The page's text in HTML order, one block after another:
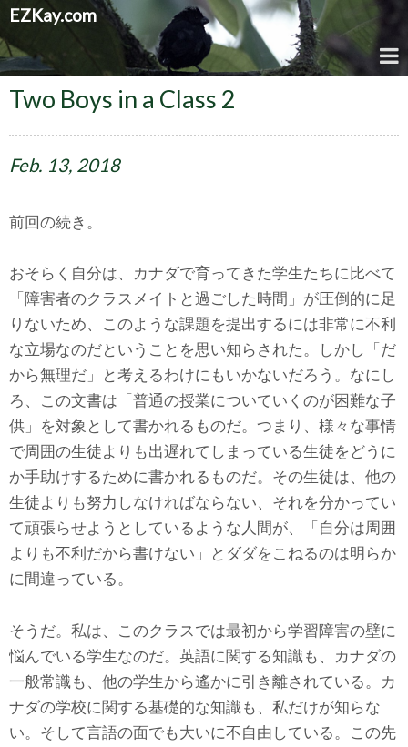
EZKay.com
Two Boys in a Class 2
Feb. 13, 2018
前回の続き。
おそらく自分は、カナダで育ってきた学生たちに比べて
「障害者のクラスメイトと過ごした時間」が圧倒的に足
りないため、このような課題を提出するには非常に不利
な立場なのだということを思い知らされた。しかし「だ
から無理だ」と考えるわけにもいかないだろう。なにし
ろ、この文書は「普通の授業についていくのが困難な子
供」を対象として書かれるものだ。つまり、様々な事情
で周囲の生徒よりも出遅れてしまっている生徒をどうに
か手助けするために書かれるものだ。その生徒は、他の
生徒よりも努力しなければならない、それを分かってい
て頑張らせようとしているような人間が、「自分は周囲
よりも不利だから書けない」とダダをこねるのは明らか
に間違っている。
そうだ。私は、このクラスでは最初から学習障害の壁に
悩んでいる学生なのだ。英語に関する知識も、カナダの
一般常識も、他の学生から遙かに引き離されている。カ
ナダの学校に関する基礎的な知識も、私だけが知らな
い。そして言語の面でも大いに不自由している。この先